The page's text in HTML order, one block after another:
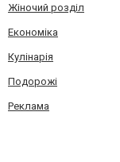
Жіночий розділ
Економіка
Кулінарія
Подорожі
Реклама